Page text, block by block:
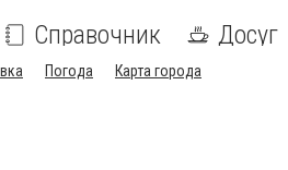
Справочник Досуг
Погода Карта города